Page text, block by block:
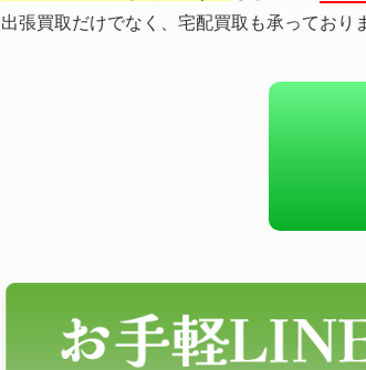
出張買取だけでなく、宅配買取も承っており